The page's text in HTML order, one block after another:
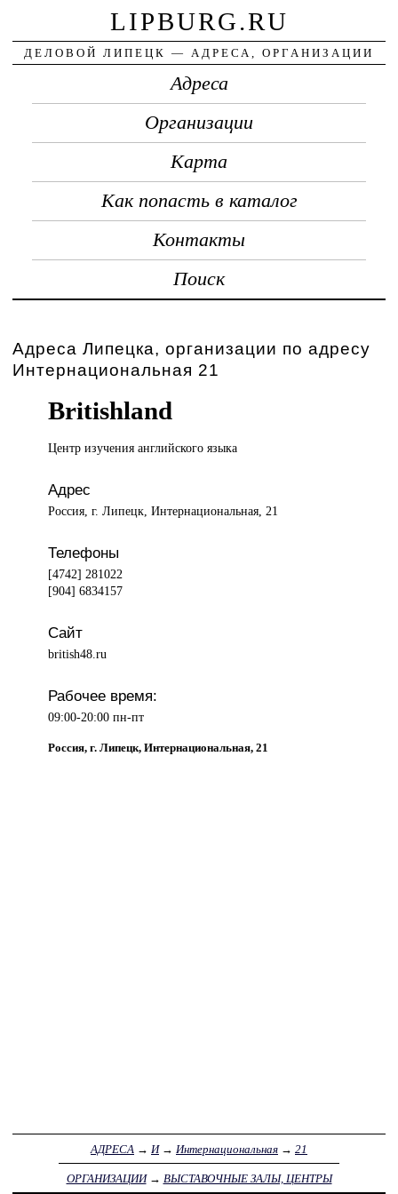
LIPBURG.RU
ДЕЛОВОЙ ЛИПЕЦК — АДРЕСА, ОРГАНИЗАЦИИ
Адреса
Организации
Карта
Как попасть в каталог
Контакты
Поиск
Адреса Липецка, организации по адресу
Интернациональная 21
Britishland
Центр изученияанглийского языка
Адрес
Россия, г. Липецк, Интернациональная, 21
Телефоны
[4742] 281022
[904] 6834157
Сайт
british48.ru
Рабочее время:
09:00-20:00 пн-пт
Россия, г. Липецк, Интернациональная, 21
АДРЕСА → И→ Интернациональная → 21
ОРГАНИЗАЦИИ→ ВЫСТАВОЧНЫЕ ЗАЛЫ, ЦЕНТРЫ